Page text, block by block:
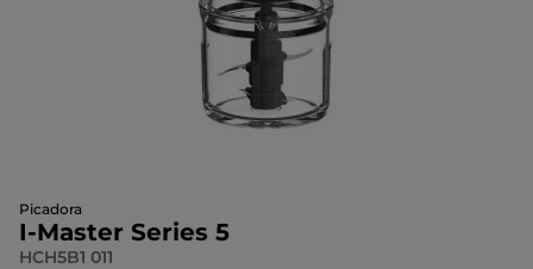
Picadora
I-Master Series 5
HCH5B1 011